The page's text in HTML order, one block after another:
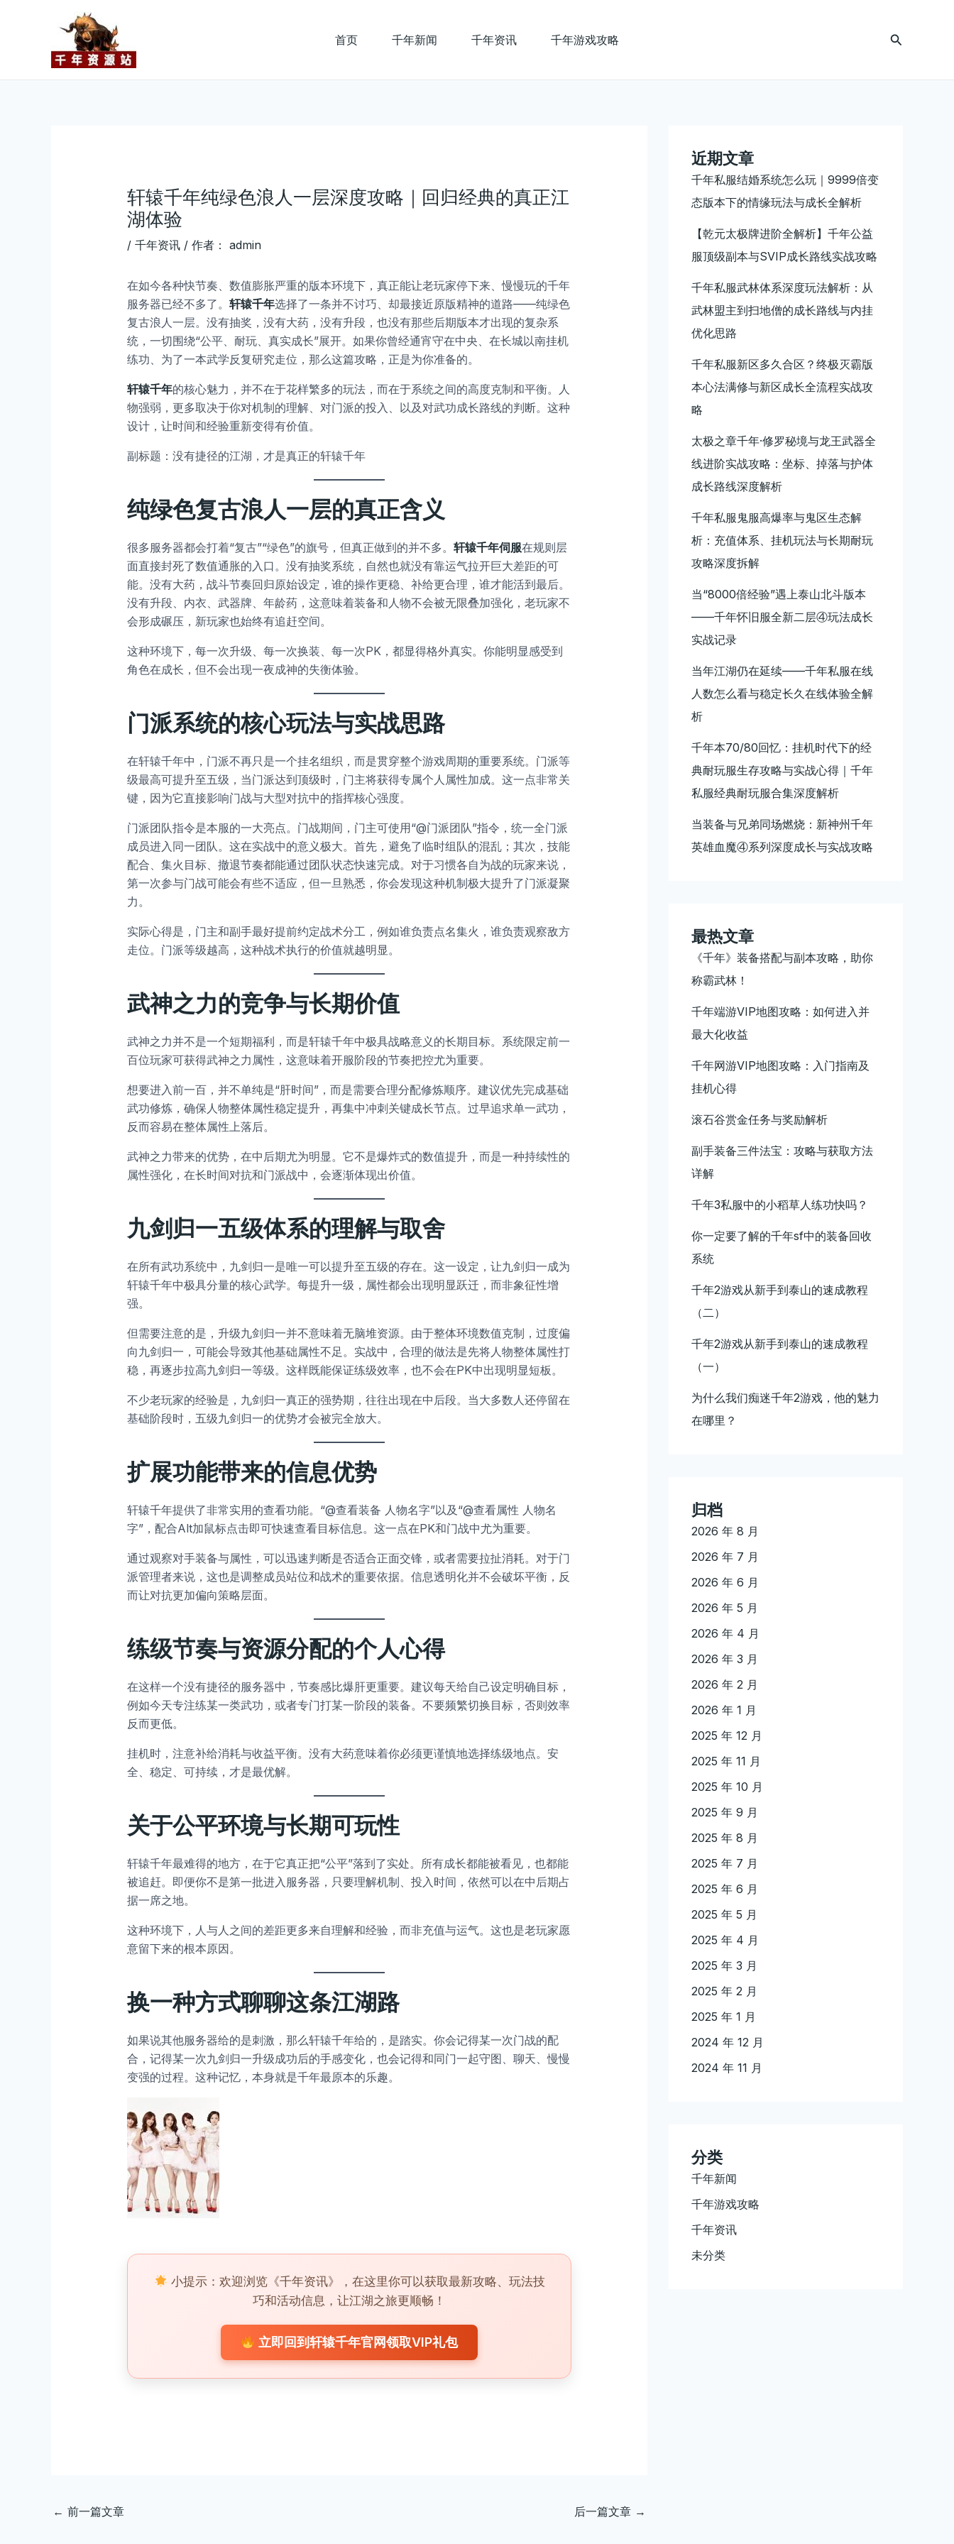
首页 千年新闻 千年资讯 千年游戏攻略
搜
轩辕千年纯绿色浪人一层深度攻略｜回归经典的真正江
湖体验
/ 千年资讯/ 作者： admin
在如今各种快节奏、数值膨胀严重的版本环境下，真正能让老玩家停下来、慢慢玩的千年
服务器已经不多了。 轩辕千年选择了一条并不讨巧、却最接近原版精神的道路——纯绿色
复古浪人一层。没有抽奖，没有大药，没有升段，也没有那些后期版本才出现的复杂系
统，一切围绕“公平、耐玩、真实成长”展开。如果你曾经通宵守在中央、在长城以南挂机
练功、为了一本武学反复研究走位，那么这篇攻略，正是为你准备的。
轩辕千年的核心魅力，并不在于花样繁多的玩法，而在于系统之间的高度克制和平衡。人
物强弱，更多取决于你对机制的理解、对门派的投入、以及对武功成长路线的判断。这种
设计，让时间和经验重新变得有价值。
副标题：没有捷径的江湖，才是真正的轩辕千年
纯绿色复古浪人一层的真正含义
很多服务器都会打着“复古”“绿色”的旗号，但真正做到的并不多。 轩辕千年伺服在规则层
面直接封死了数值通胀的入口。没有抽奖系统，自然也就没有靠运气拉开巨大差距的可
能。没有大药，战斗节奏回归原始设定，谁的操作更稳、补给更合理，谁才能活到最后。
没有升段、内衣、武器牌、年龄药，这意味着装备和人物不会被无限叠加强化，老玩家不
会形成碾压，新玩家也始终有追赶空间。
这种环境下，每一次升级、每一次换装、每一次PK，都显得格外真实。你能明显感受到
角色在成长，但不会出现一夜成神的失衡体验。
门派系统的核心玩法与实战思路
在轩辕千年中，门派不再只是一个挂名组织，而是贯穿整个游戏周期的重要系统。门派等
级最高可提升至五级，当门派达到顶级时，门主将获得专属个人属性加成。这一点非常关
键，因为它直接影响门战与大型对抗中的指挥核心强度。
门派团队指令是本服的一大亮点。门战期间，门主可使用“@门派团队”指令，统一全门派
成员进入同一团队。这在实战中的意义极大。首先，避免了临时组队的混乱；其次，技能
配合、集火目标、撤退节奏都能通过团队状态快速完成。对于习惯各自为战的玩家来说，
第一次参与门战可能会有些不适应，但一旦熟悉，你会发现这种机制极大提升了门派凝聚
力。
实际心得是，门主和副手最好提前约定战术分工，例如谁负责点名集火，谁负责观察敌方
走位。门派等级越高，这种战术执行的价值就越明显。
武神之力的竞争与长期价值
武神之力并不是一个短期福利，而是轩辕千年中极具战略意义的长期目标。系统限定前一
百位玩家可获得武神之力属性，这意味着开服阶段的节奏把控尤为重要。
想要进入前一百，并不单纯是“肝时间”，而是需要合理分配修炼顺序。建议优先完成基础
武功修炼，确保人物整体属性稳定提升，再集中冲刺关键成长节点。过早追求单一武功，
反而容易在整体属性上落后。
武神之力带来的优势，在中后期尤为明显。它不是爆炸式的数值提升，而是一种持续性的
属性强化，在长时间对抗和门派战中，会逐渐体现出价值。
九剑归一五级体系的理解与取舍
在所有武功系统中，九剑归一是唯一可以提升至五级的存在。这一设定，让九剑归一成为
轩辕千年中极具分量的核心武学。每提升一级，属性都会出现明显跃迁，而非象征性增
强。
但需要注意的是，升级九剑归一并不意味着无脑堆资源。由于整体环境数值克制，过度偏
向九剑归一，可能会导致其他基础属性不足。实战中，合理的做法是先将人物整体属性打
稳，再逐步拉高九剑归一等级。这样既能保证练级效率，也不会在PK中出现明显短板。
不少老玩家的经验是，九剑归一真正的强势期，往往出现在中后段。当大多数人还停留在
基础阶段时，五级九剑归一的优势才会被完全放大。
扩展功能带来的信息优势
轩辕千年提供了非常实用的查看功能。“@查看装备 人物名字”以及“@查看属性 人物名
字”，配合Alt加鼠标点击即可快速查看目标信息。这一点在PK和门战中尤为重要。
通过观察对手装备与属性，可以迅速判断是否适合正面交锋，或者需要拉扯消耗。对于门
派管理者来说，这也是调整成员站位和战术的重要依据。信息透明化并不会破坏平衡，反
而让对抗更加偏向策略层面。
练级节奏与资源分配的个人心得
在这样一个没有捷径的服务器中，节奏感比爆肝更重要。建议每天给自己设定明确目标，
例如今天专注练某一类武功，或者专门打某一阶段的装备。不要频繁切换目标，否则效率
反而更低。
挂机时，注意补给消耗与收益平衡。没有大药意味着你必须更谨慎地选择练级地点。安
全、稳定、可持续，才是最优解。
关于公平环境与长期可玩性
轩辕千年最难得的地方，在于它真正把“公平”落到了实处。所有成长都能被看见，也都能
被追赶。即便你不是第一批进入服务器，只要理解机制、投入时间，依然可以在中后期占
据一席之地。
这种环境下，人与人之间的差距更多来自理解和经验，而非充值与运气。这也是老玩家愿
意留下来的根本原因。
换一种方式聊聊这条江湖路
如果说其他服务器给的是刺激，那么轩辕千年给的，是踏实。你会记得某一次门战的配
合，记得某一次九剑归一升级成功后的手感变化，也会记得和同门一起守图、聊天、慢慢
变强的过程。这种记忆，本身就是千年最原本的乐趣。
小提示：欢迎浏览《千年资讯》，在这里你可以获取最新攻略、玩法技
巧和活动信息，让江湖之旅更顺畅！
立即回到轩辕千年官网领取VIP礼包
navigation
← 前一篇文章 后一篇文章 →
近期文章
千年私服结婚系统怎么玩｜9999倍变
态版本下的情缘玩法与成长全解析
【乾元太极牌进阶全解析】千年公益
服顶级副本与SVIP成长路线实战攻略
千年私服武林体系深度玩法解析：从
武林盟主到扫地僧的成长路线与内挂
优化思路
千年私服新区多久合区？终极灭霸版
本心法满修与新区成长全流程实战攻
略
太极之章千年·修罗秘境与龙王武器全
线进阶实战攻略：坐标、掉落与护体
成长路线深度解析
千年私服鬼服高爆率与鬼区生态解
析：充值体系、挂机玩法与长期耐玩
攻略深度拆解
当“8000倍经验”遇上泰山北斗版本
——千年怀旧服全新二层④玩法成长
实战记录
当年江湖仍在延续——千年私服在线
人数怎么看与稳定长久在线体验全解
析
千年本70/80回忆：挂机时代下的经
典耐玩服生存攻略与实战心得｜千年
私服经典耐玩服合集深度解析
当装备与兄弟同场燃烧：新神州千年
英雄血魔④系列深度成长与实战攻略
最热文章
《千年》装备搭配与副本攻略，助你
称霸武林！
千年端游VIP地图攻略：如何进入并
最大化收益
千年网游VIP地图攻略：入门指南及
挂机心得
滚石谷赏金任务与奖励解析
副手装备三件法宝：攻略与获取方法
详解
千年3私服中的小稻草人练功快吗？
你一定要了解的千年sf中的装备回收
系统
千年2游戏从新手到泰山的速成教程
（二）
千年2游戏从新手到泰山的速成教程
（一）
为什么我们痴迷千年2游戏，他的魅力
在哪里？
归档
2026 年 8 月
2026 年 7 月
2026 年 6 月
2026 年 5 月
2026 年 4 月
2026 年 3 月
2026 年 2 月
2026 年 1 月
2025 年 12 月
2025 年 11 月
2025 年 10 月
2025 年 9 月
2025 年 8 月
2025 年 7 月
2025 年 6 月
2025 年 5 月
2025 年 4 月
2025 年 3 月
2025 年 2 月
2025 年 1 月
2024 年 12 月
2024 年 11 月
分类
千年新闻
千年游戏攻略
千年资讯
未分类